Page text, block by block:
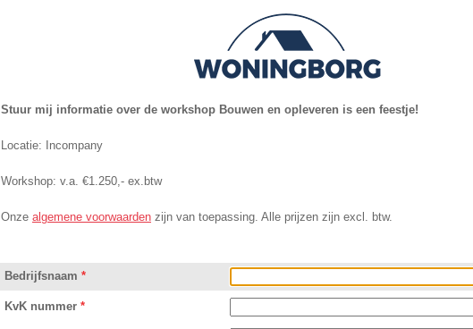
Stuur mij informatie over de workshop Bouwen en opleveren is een feestje!
Locatie: Incompany
Workshop: v.a. €1.250,- ex.btw
Onze algemene voorwaarden zijn van toepassing. Alle prijzen zijn excl. btw.
Bedrijfsnaam *
KvK nummer *